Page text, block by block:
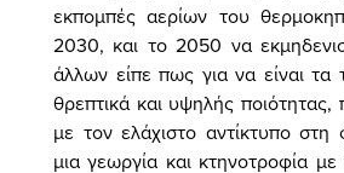
εκπομπές αερίων του
2030, και το 2050 να
άλλων είπε πως για να είναι
θρεπτικά και υψηλής ποιότητας,
με τον ελάχιστο αντίκτυπο
μια γεωργία και κτηνοτροφία